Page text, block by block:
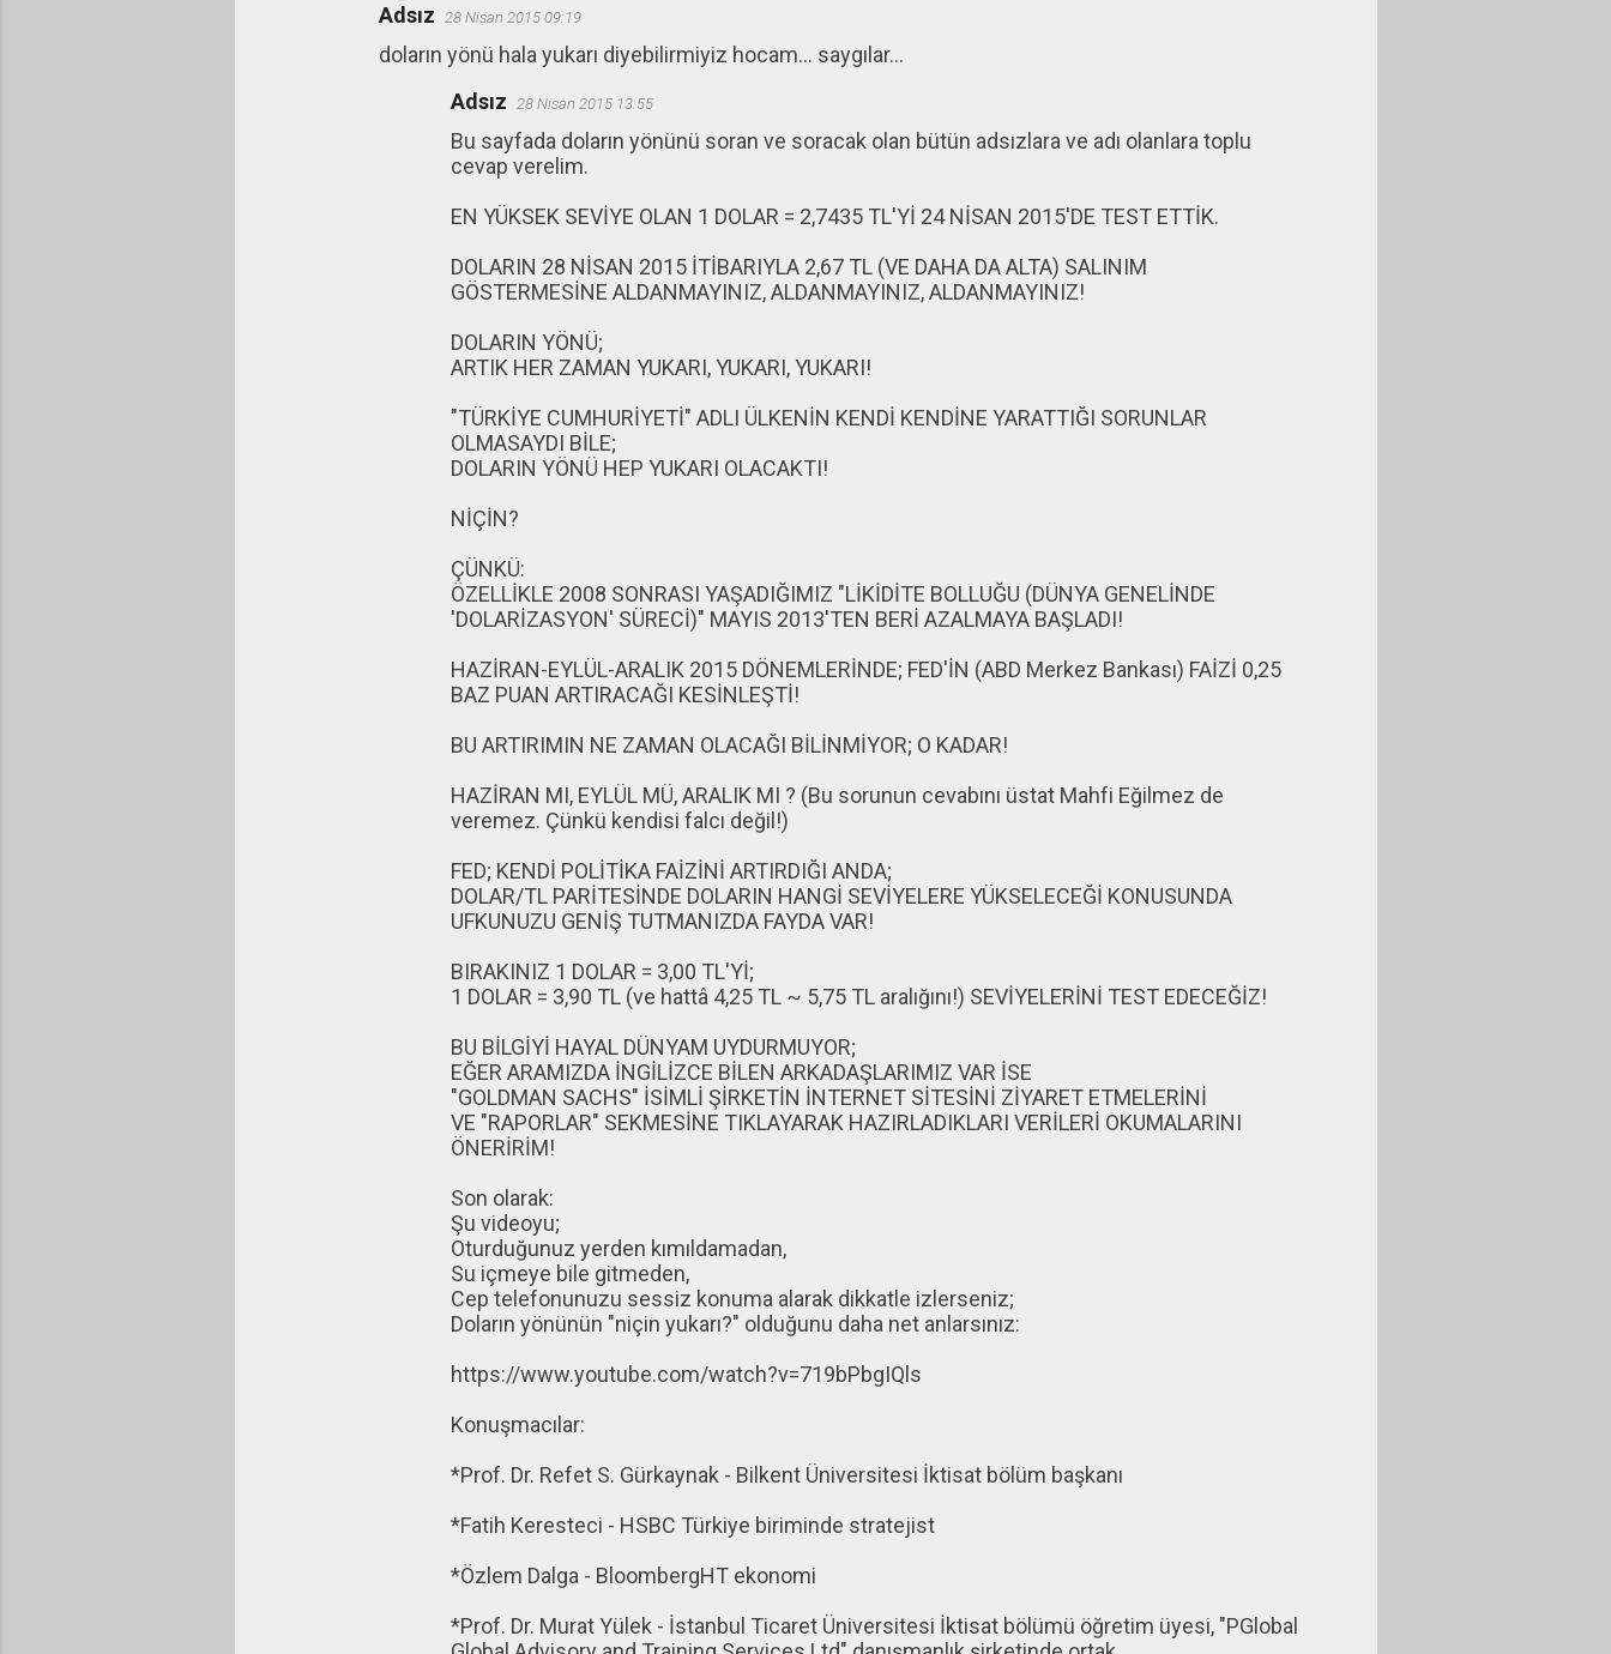
Adsız 28 Nisan 2015 09:19
doların yönü hala yukarı diyebilirmiyiz hocam... saygılar...
Adsız
28 Nisan 2015 13:55
Bu sayfada doların yönünü soran ve soracak olan bütün adsızlara ve adı olanlara toplu
cevap verelim.
EN YÜKSEK SEVİYE OLAN 1 DOLAR = 2,7435 TL'Yİ 24 NİSAN 2015'DE TEST ETTİK.
DOLARIN 28 NİSAN 2015 İTİBARIYLA 2,67 TL (VE DAHA DA ALTA) SALINIM
GÖSTERMESİNE ALDANMAYINIZ, ALDANMAYINIZ, ALDANMAYINIZ!
DOLARIN YÖNÜ;
ARTIK HER ZAMAN YUKARI, YUKARI, YUKARI!
"TÜRKİYE CUMHURİYETİ" ADLI ÜLKENİN KENDİ KENDİNE YARATTIĞI SORUNLAR
OLMASAYDI BİLE;
DOLARIN YÖNÜ HEP YUKARI OLACAKTI!
NİÇİN?
ÇÜNKÜ:
ÖZELLİKLE 2008 SONRASI YAŞADIĞIMIZ "LİKİDİTE BOLLUĞU (DÜNYA GENELİNDE
'DOLARİZASYON' SÜRECİ)" MAYIS 2013'TEN BERİ AZALMAYA BAŞLADI!
HAZİRAN-EYLÜL-ARALIK 2015 DÖNEMLERİNDE; FED'İN (ABD Merkez Bankası) FAİZİ 0,25
BAZ PUAN ARTIRACAĞI KESİNLEŞTİ!
BU ARTIRIMIN NE ZAMAN OLACAĞI BİLİNMİYOR; O KADAR!
HAZİRAN MI, EYLÜL MÜ, ARALIK MI ? (Bu sorunun cevabını üstat Mahfi Eğilmez de
veremez. Çünkü kendisi falcı değil!)
FED; KENDİ POLİTİKA FAİZİNİ ARTIRDIĞI ANDA;
DOLAR/TL PARİTESİNDE DOLARIN HANGİ SEVİYELERE YÜKSELECEĞİ KONUSUNDA
UFKUNUZU GENİŞ TUTMANIZDA FAYDA VAR!
BIRAKINIZ 1 DOLAR = 3,00 TL'Yİ;
1 DOLAR = 3,90 TL (ve hattâ 4,25 TL ~ 5,75 TL aralığını!) SEVİYELERİNİ TEST EDECEĞİZ!
BU BİLGİYİ HAYAL DÜNYAM UYDURMUYOR;
EĞER ARAMIZDA İNGİLİZCE BİLEN ARKADAŞLARIMIZ VAR İSE
"GOLDMAN SACHS" İSİMLİ ŞİRKETİN İNTERNET SİTESİNİ ZİYARET ETMELERİNİ
VE "RAPORLAR" SEKMESİNE TIKLAYARAK HAZIRLADIKLARI VERİLERİ OKUMALARINI
ÖNERİRİM!
Son olarak:
Şu videoyu;
Oturduğunuz yerden kımıldamadan,
Su içmeye bile gitmeden,
Cep telefonunuzu sessiz konuma alarak dikkatle izlerseniz;
Doların yönünün "niçin yukarı?" olduğunu daha net anlarsınız:
https://www.youtube.com/watch?v=719bPbgIQls
Konuşmacılar:
*Prof. Dr. Refet S. Gürkaynak - Bilkent Üniversitesi İktisat bölüm başkanı
*Fatih Keresteci - HSBC Türkiye biriminde stratejist
*Özlem Dalga - BloombergHT ekonomi
*Prof. Dr. Murat Yülek - İstanbul Ticaret Üniversitesi İktisat bölümü öğretim üyesi, "PGlobal